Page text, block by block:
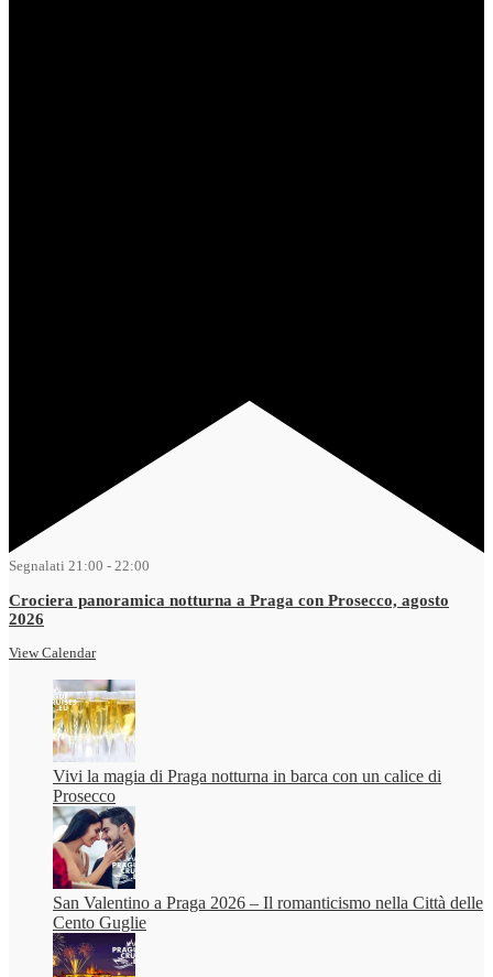
Segnalati 21:00 - 22:00
Crociera panoramica notturna a Praga con Prosecco, agosto
2026
View Calendar
Vivi la magia di Praga notturna in barca con un calice di
Prosecco
San Valentino a Praga 2026 – Il romanticismo nella Città delle
Cento Guglie